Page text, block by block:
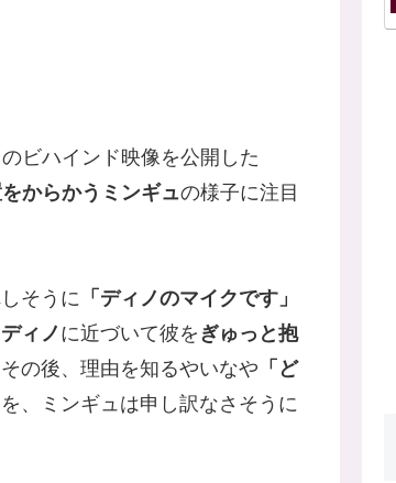
ビハインド映像を公開した
からかうミンギュの様子に注目
そうに 「ディノのマイクです」
ディノ に近づいて彼を ぎゅっと抱
の後、理由を知るやいなや 「ど
、ミンギュは申し訳なさそうに